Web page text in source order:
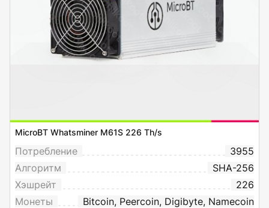
MicroBT Whatsminer M61S 226 Th/s
Потребление
3955
Алгоритм
SHA-256
Хэшрейт
226
Монеты
Bitcoin, Peercoin, Digibyte, Namecoin